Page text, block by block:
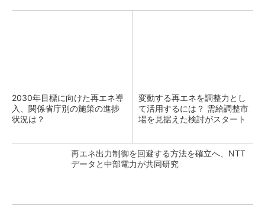
2030年目標に向けた再エネ導
入、関係省庁別の施策の進捗
状況は？
変動する再エネを調整力とし
て活用するには？ 需給調整市
場を見据えた検討がスタート
再エネ出力制御を回避する方法を確立へ、NTT
データと中部電力が共同研究